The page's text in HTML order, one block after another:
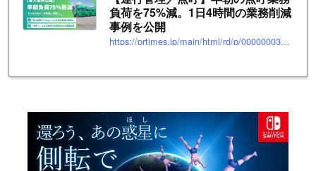
負荷を75%減。1日4時間の業務削減
事例を公開
https://prtimes.jp/main/html/rd/p/000000036.000116125.html